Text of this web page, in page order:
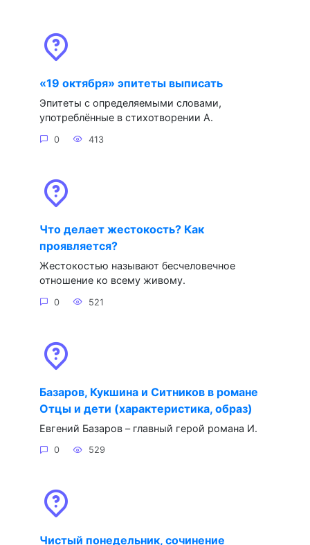
«19 октября» эпитеты выписать
Эпитеты с определяемыми словами,
употреблённые в стихотворении А.
0 413
Что делает жестокость? Как
проявляется?
Жестокостью называют бесчеловечное
отношение ко всему живому.
0 521
Базаров, Кукшина и Ситников в романе
Отцы и дети (характеристика, образ)
Евгений Базаров – главный герой романа И.
0 529
Чистый понедельник, сочинение